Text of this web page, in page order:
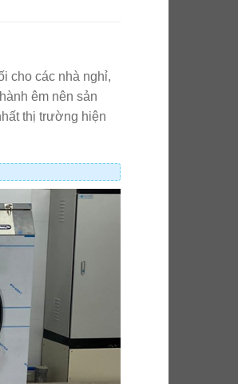
cho các nhà nghỉ,
êm nên sản
thị trường hiện